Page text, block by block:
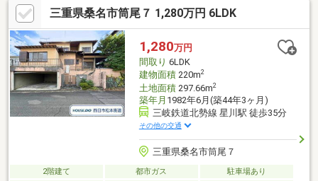
けます。＝＝＝＝＝＝＝＝＝＝＝＝＝＝＝＝＝＝＝＝＝＝＝＝＝
《失敗しない住宅ローン選び！》豊富な銀行金利情報を持ってい
ますので、お客様の安心ゆとりのある資金計画をご提案できま
す。＝＝＝＝＝＝＝＝＝＝＝＝＝＝＝＝＝＝＝＝＝＝＝＝＝
三重県桑名市筒尾７ 1,280万円 6LDK
1,280万円
間取り 6LDK
建物面積220m2
土地面積297.66m2
築年月 1982年6月(築44年3ヶ月)
三岐鉄道北勢線 星川駅 徒歩35分
その他の交通
三重県桑名市筒尾７
2階建て 都市ガス
駐車場あり